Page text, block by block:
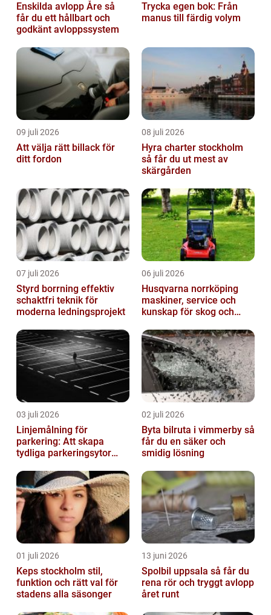
Enskilda avlopp Åre så
får du ett hållbart och
godkänt avloppssystem
Trycka egen bok: Från
manus till färdig volym
09 juli 2026
Att välja rätt billack för
ditt fordon
08 juli 2026
Hyra charter stockholm
så får du ut mest av
skärgården
07 juli 2026
Styrd borrning effektiv
schaktfri teknik för
moderna ledningsprojekt
06 juli 2026
Husqvarna norrköping
maskiner, service och
kunskap för skog och
03 juli 2026
Linjemålning för
parkering: Att skapa
tydliga parkeringsytor
parkeringslinjer
02 juli 2026
Byta bilruta i vimmerby så
får du en säker och
smidig lösning
01 juli 2026
Keps stockholm stil,
funktion och rätt val för
stadens alla säsonger
13 juni 2026
Spolbil uppsala så får du
rena rör och tryggt avlopp
året runt